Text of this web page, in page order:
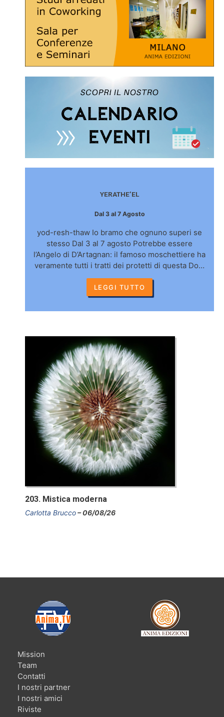
YERATHE’EL
Dal 3 al 7 Agosto
yod-resh-thaw Io bramo che ognuno superi se
stesso Dal 3 al 7 agosto Potrebbe essere
l’Angelo di D’Artagnan: il famoso moschettiere ha
veramente tutti i tratti dei protetti di questa Do…
LEGGI TUTTO
203. Mistica moderna
Carlotta Brucco 06/08/26
Mission
Team
Contatti
I nostri partner
I nostri amici
Riviste